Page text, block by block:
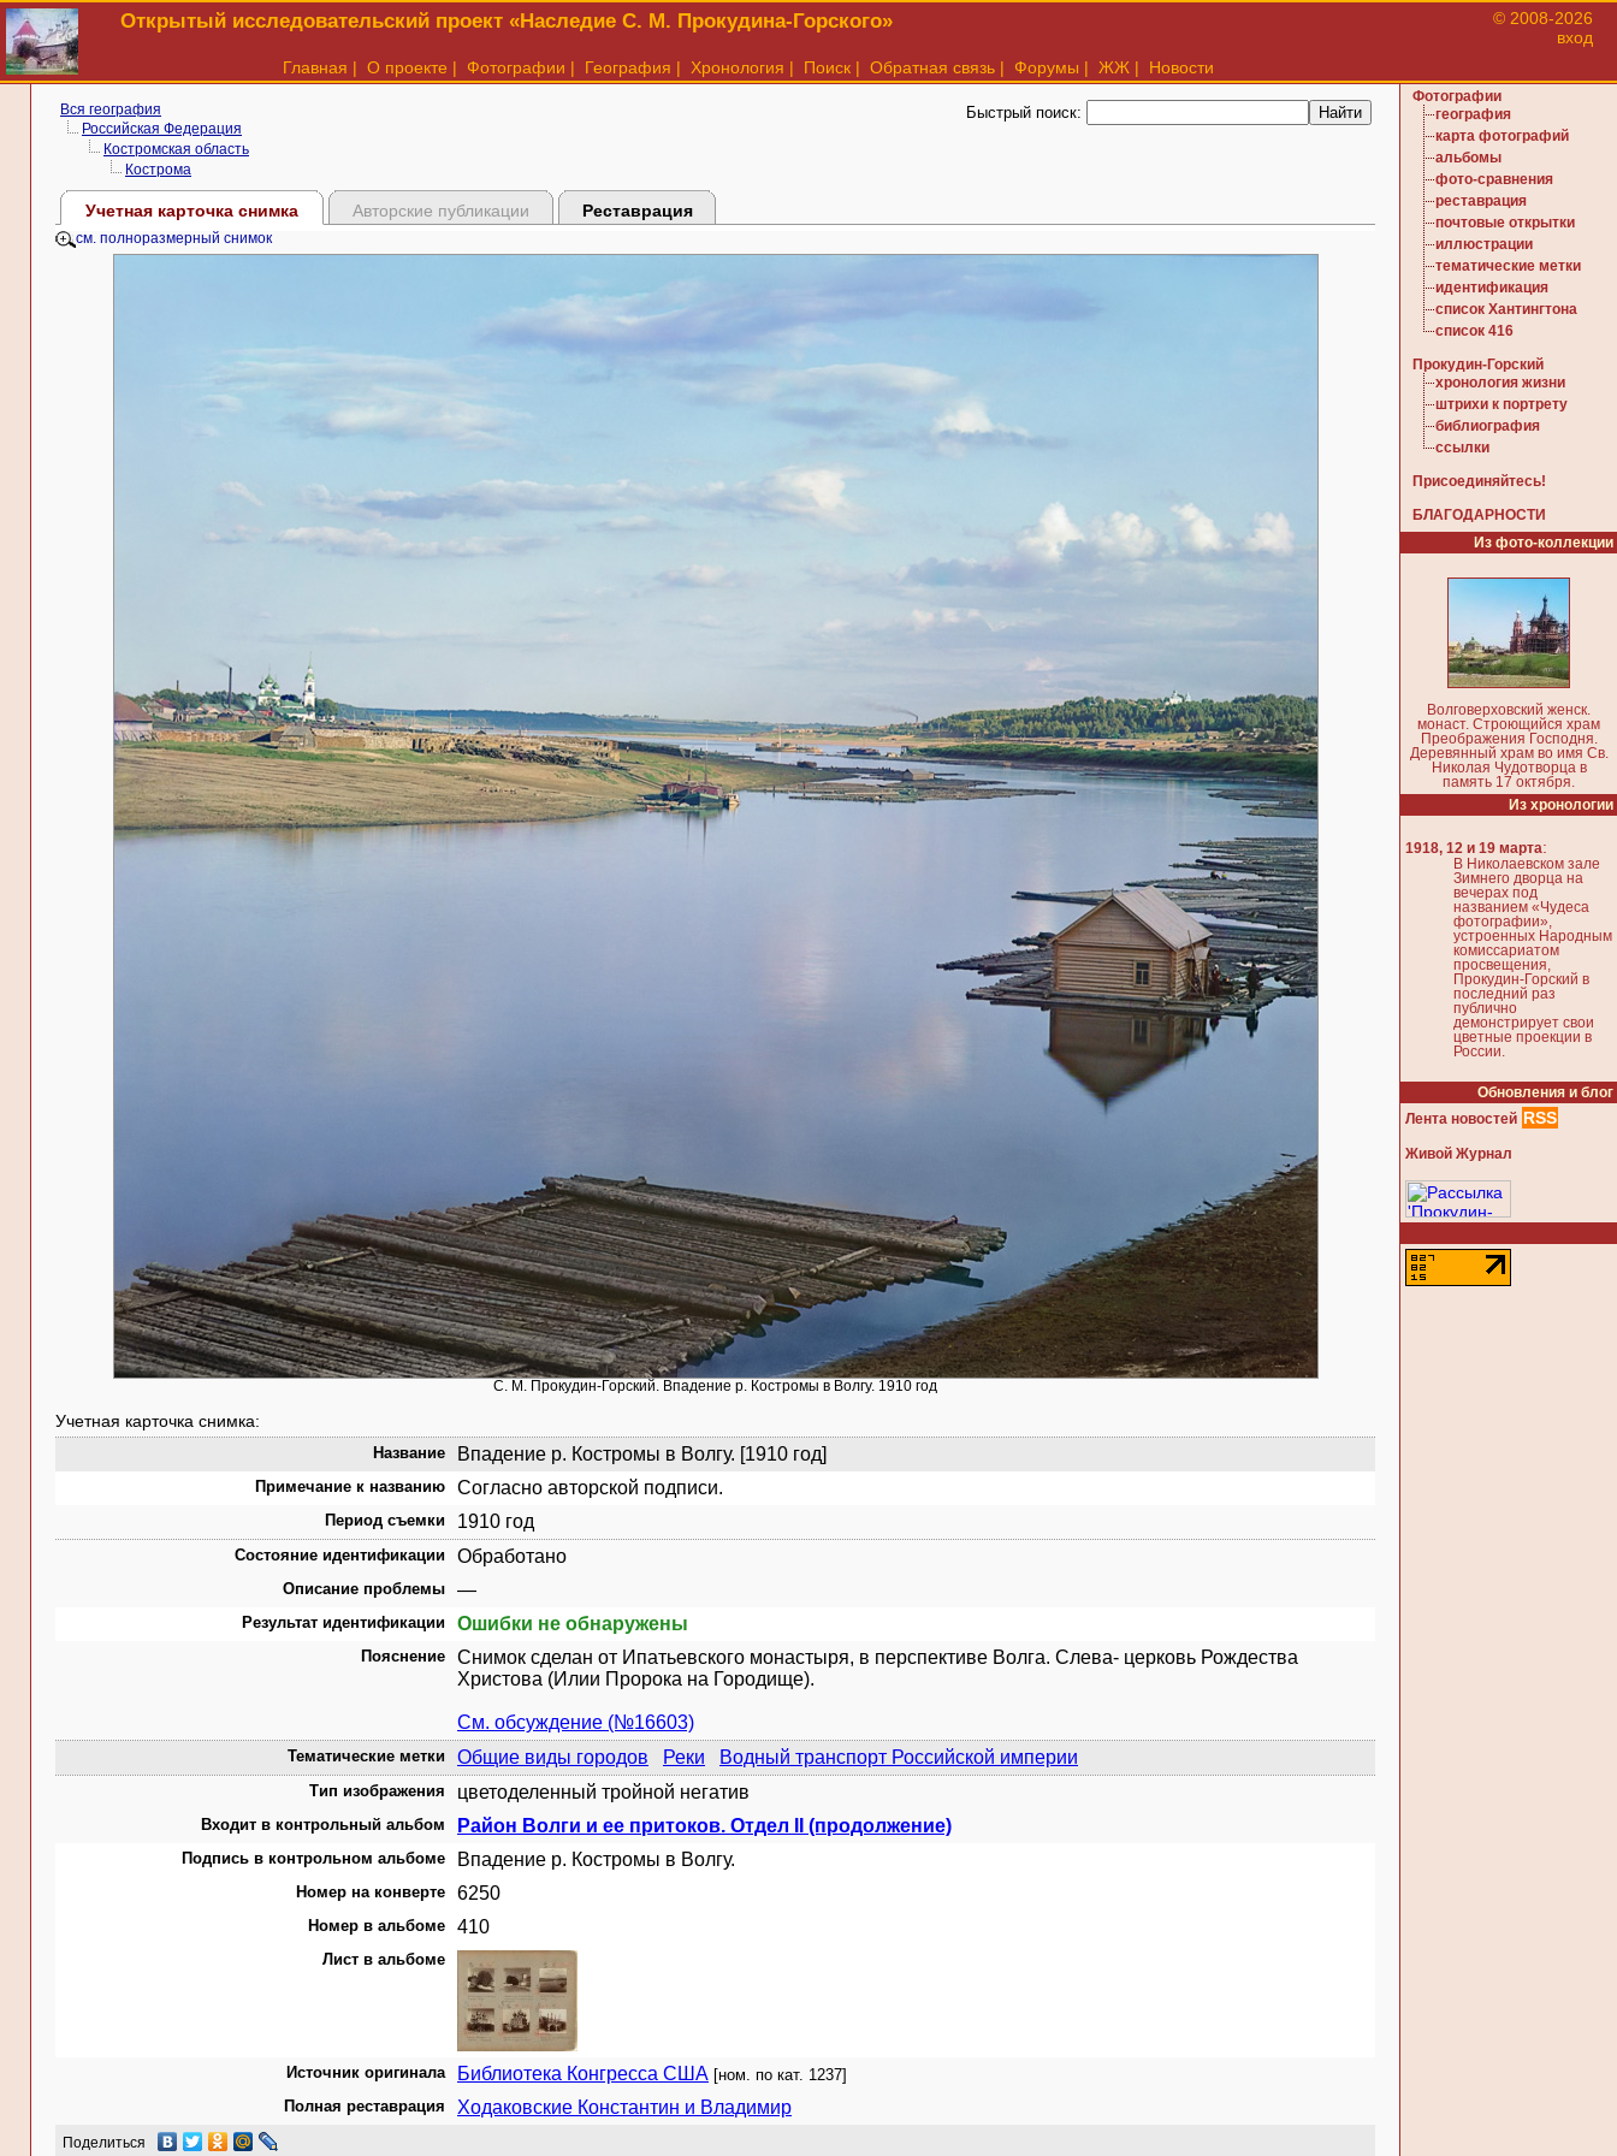
Открытый исследовательский проект «Наследие С. М. Прокудина-Горского»
© 2008-2026
вход
Главная | О проекте | Фотографии | География | Хронология | Поиск | Обратная связь | Форумы | ЖЖ | Новости
Вся география
Российская Федерация
Костромская область
Кострома
Быстрый поиск:
Учетная карточка снимка Авторские публикации Реставрация
см. полноразмерный снимок
С. М. Прокудин-Горский. Впадение р. Костромы в Волгу. 1910 год
Учетная карточка снимка:
Название Впадение р. Костромы в Волгу. [1910 год]
Примечание к названию Согласно авторской подписи.
Период съемки 1910 год
Состояние идентификации Обработано
Описание проблемы —
Результат идентификации Ошибки не обнаружены
Пояснение
Снимок сделан от Ипатьевского монастыря, в перспективе Волга. Слева- церковь Рождества
Христова (Илии Пророка на Городище).
См. обсуждение (№16603)
Тематические метки Общие виды городов Реки Водный транспорт Российской империи
Тип изображения цветоделенный тройной негатив
Входит в контрольный альбом Район Волги и ее притоков. Отдел II (продолжение)
Подпись в контрольном альбоме Впадение р. Костромы в Волгу.
Номер на конверте 6250
Номер в альбоме 410
Лист в альбоме
Источник оригинала Библиотека Конгресса США [ном. по кат. 1237]
Полная реставрация
Ходаковские Константин и Владимир
Поделиться
Фотографии
география
карта фотографий
альбомы
фото-сравнения
реставрация
почтовые открытки
иллюстрации
тематические метки
идентификация
список Хантингтона
список 416
Прокудин-Горский
хронология жизни
штрихи к портрету
библиография
ссылки
Присоединяйтесь!
БЛАГОДАРНОСТИ
Из фото-коллекции
Волговерховский женск.
монаст. Строющийся храм
Преображения Господня.
Деревянный храм во имя Св.
Николая Чудотворца в
память 17 октября.
Из хронологии
1918, 12 и 19 марта:
В Николаевском зале
Зимнего дворца на
вечерах под
названием «Чудеса
фотографии»,
устроенных Народным
комиссариатом
просвещения,
Прокудин-Горский в
последний раз
публично
демонстрирует свои
цветные проекции в
России.
Обновления и блог
Лента новостей RSS
Живой Журнал